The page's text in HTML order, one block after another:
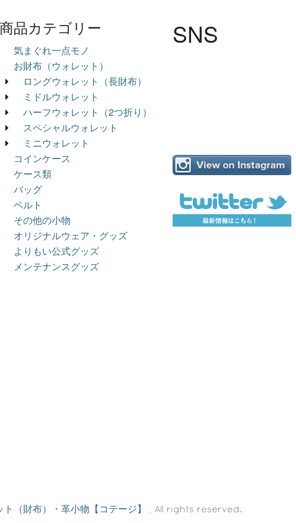
商品カテゴリー
気まぐれ一点モノ
お財布（ウォレット）
ロングウォレット（長財布）
ミドルウォレット
ハーフウォレット（2つ折り）
スペシャルウォレット
ミニウォレット
コインケース
ケース類
バッグ
ベルト
その他の小物
オリジナルウェア・グッズ
よりもい公式グッズ
メンテナンスグッズ
SNS
（財布）・革小物【コテージ】 , All rights reserved.